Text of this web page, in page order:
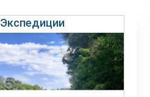
Экспедиции